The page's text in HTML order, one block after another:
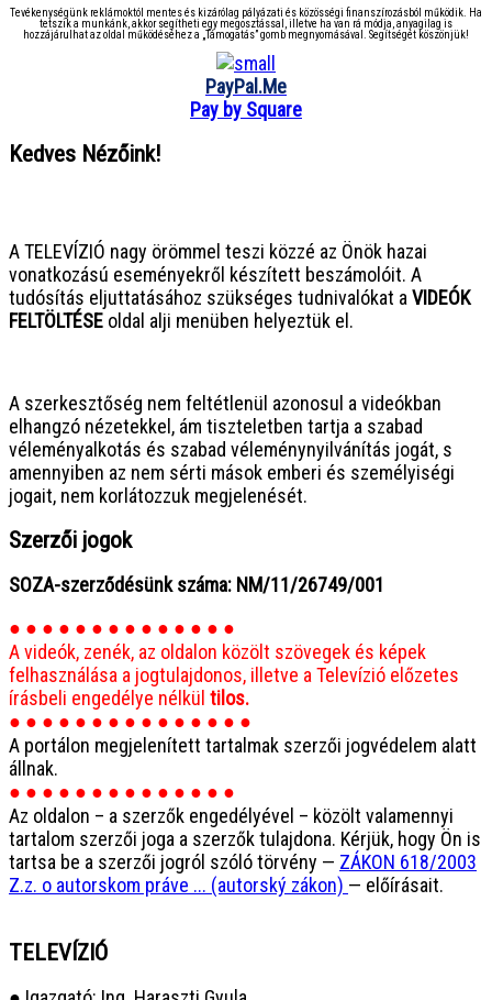
Tevékenységünk reklámoktól mentes és kizárólag pályázati és közösségi finanszírozásból működik. Ha
tetszik a munkánk, akkor segítheti egy megosztással, illetve ha van rá módja, anyagilag is
hozzájárulhat az oldal működéséhez a „Támogatás” gomb megnyomásával. Segítségét köszönjük!
PayPal.Me
Pay by Square
Kedves Nézőink!
A TELEVÍZIÓ nagy örömmel teszi közzé az Önök hazai
vonatkozású eseményekről készített beszámolóit. A
tudósítás eljuttatásához szükséges tudnivalókat a VIDEÓK
FELTÖLTÉSE oldal alji menüben helyeztük el.
A szerkesztőség nem feltétlenül azonosul a videókban
elhangzó nézetekkel, ám tiszteletben tartja a szabad
véleményalkotás és szabad véleménynyilvánítás jogát, s
amennyiben az nem sérti mások emberi és személyiségi
jogait, nem korlátozzuk megjelenését.
Szerzői jogok
SOZA-szerződésünk száma: NM/11/26749/001
● ● ● ● ● ● ● ● ● ● ● ● ● ●
A videók, zenék, az oldalon közölt szövegek és képek
felhasználása a jogtulajdonos, illetve a Televízió előzetes
írásbeli engedélye nélkül tilos.
● ● ● ● ● ● ● ● ● ● ● ● ● ● ●
A portálon megjelenített tartalmak szerzői jogvédelem alatt
állnak.
● ● ● ● ● ● ● ● ● ● ● ● ● ●
Az oldalon – a szerzők engedélyével – közölt valamennyi
tartalom szerzői joga a szerzők tulajdona. Kérjük, hogy Ön is
tartsa be a szerzői jogról szóló törvény — ZÁKON 618/2003
Z.z. o autorskom práve ... (autorský zákon) — előírásait.
TELEVÍZIÓ